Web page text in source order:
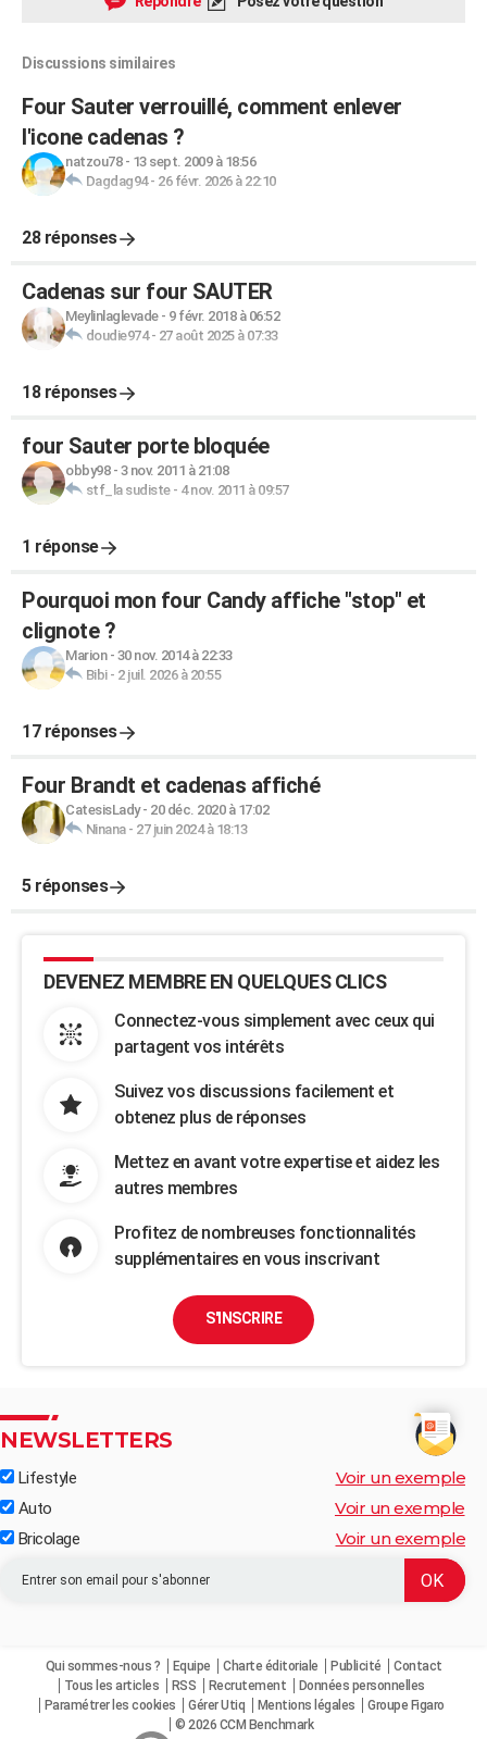
Discussions similaires
Four Sauter verrouillé, comment enlever
l'icone cadenas ?
natzou78- 13 sept. 2009 à 18:56
Dagdag94- 26 févr. 2026 à 22:10
28 réponses
Cadenas sur four SAUTER
Meylinlaglevade- 9 févr. 2018 à 06:52
doudie974- 27 août 2025 à 07:33
18 réponses
four Sauter porte bloquée
obby98- 3 nov. 2011 à 21:08
stf_la sudiste- 4 nov. 2011 à 09:57
1 réponse
Pourquoi mon four Candy affiche "stop" et
clignote ?
Marion- 30 nov. 2014 à 22:33
Bibi- 2 juil. 2026 à 20:55
17 réponses
Four Brandt et cadenas affiché
CatesisLady- 20 déc. 2020 à 17:02
Ninana- 27 juin 2024 à 18:13
5 réponses
DEVENEZ MEMBRE EN QUELQUES CLICS
Connectez-vous simplement avec ceux qui
partagent vos intérêts
Suivez vos discussions facilement et
obtenez plus de réponses
Mettez en avant votre expertise et aidez les
autres membres
Profitez de nombreuses fonctionnalités
supplémentaires en vous inscrivant
S'INSCRIRE
NEWSLETTERS
Lifestyle Voir un exemple
Auto Voir un exemple
Bricolage Voir un exemple
Qui sommes-nous ? Equipe Charte éditoriale Publicité
Contact
Tous les articles
RSS Recrutement
Données personnelles
Paramétrer les cookies
Gérer Utiq Mentions légales
Groupe Figaro
© 2026 CCM Benchmark